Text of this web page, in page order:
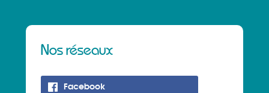
Nos réseaux
Facebook